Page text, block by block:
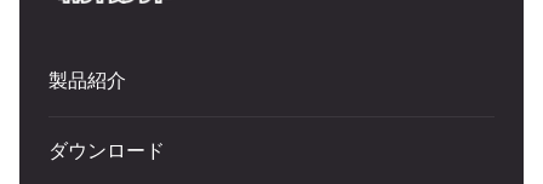
製品紹介
ダウンロード